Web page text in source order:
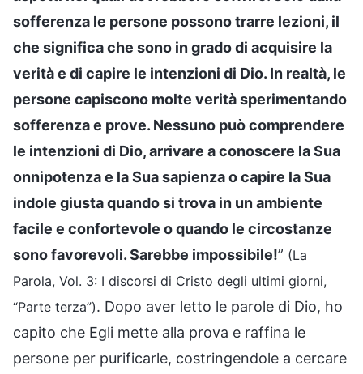
sofferenza le persone possono trarre lezioni, il
che significa che sono in grado di acquisire la
verità e di capire le intenzioni di Dio. In realtà, le
persone capiscono molte verità sperimentando
sofferenza e prove. Nessuno può comprendere
le intenzioni di Dio, arrivare a conoscere la Sua
onnipotenza e la Sua sapienza o capire la Sua
indole giusta quando si trova in un ambiente
facile e confortevole o quando le circostanze
sono favorevoli. Sarebbe impossibile!” (La
Parola, Vol. 3: I discorsi di Cristo degli ultimi giorni,
“Parte terza”). Dopo aver letto le parole di Dio, ho
capito che Egli mette alla prova e raffina le
persone per purificarle, costringendole a cercare